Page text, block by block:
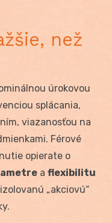
než
úrokovou
splácania,
viazanosťou na
Férové
opierate o
a flexibilitu
„akciovú“